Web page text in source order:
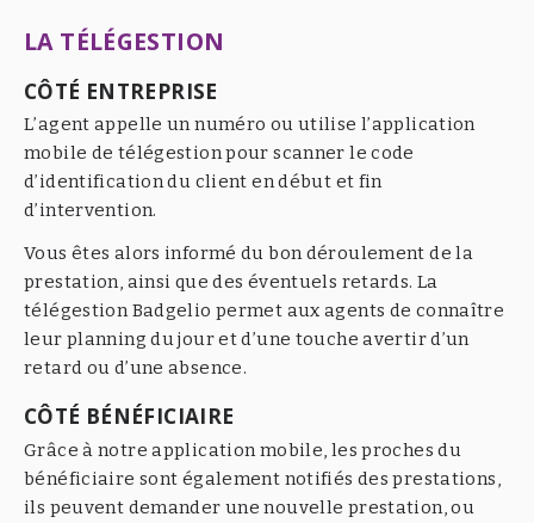
LA TÉLÉGESTION
CÔTÉ ENTREPRISE
L’agent appelle un numéro ou utilise l’application
mobile de télégestion pour scanner le code
d’identification du client en début et fin
d’intervention.
Vous êtes alors informé du bon déroulement de la
prestation, ainsi que des éventuels retards. La
télégestion Badgelio permet aux agents de connaître
leur planning du jour et d’une touche avertir d’un
retard ou d’une absence.
CÔTÉ BÉNÉFICIAIRE
Grâce à notre application mobile, les proches du
bénéficiaire sont également notifiés des prestations,
ils peuvent demander une nouvelle prestation, ou